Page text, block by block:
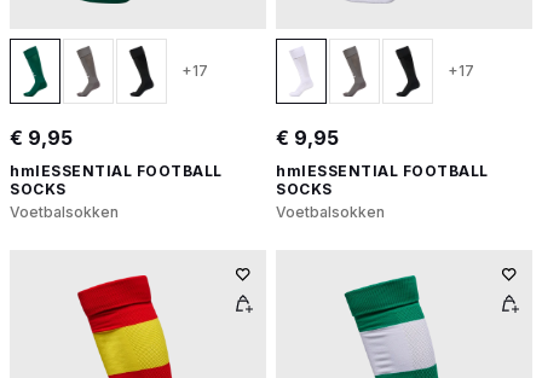
+17
€ 9,95
hmlESSENTIAL FOOTBALL
SOCKS
Voetbalsokken
+17
€ 9,95
hmlESSENTIAL FOOTBALL
SOCKS
Voetbalsokken